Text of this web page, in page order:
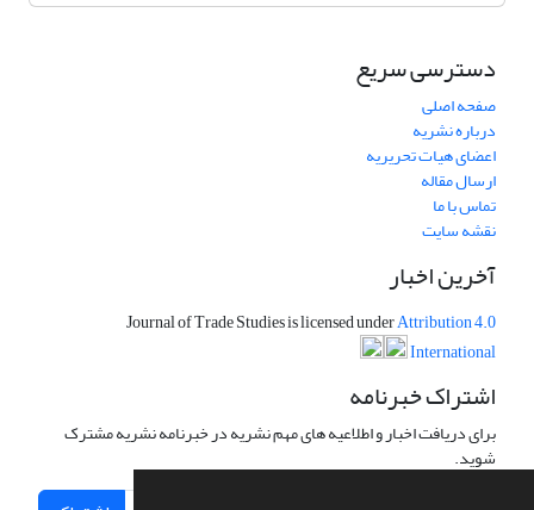
دسترسی سریع
صفحه اصلی
درباره نشریه
اعضای هیات تحریریه
ارسال مقاله
تماس با ما
نقشه سایت
آخرین اخبار
Journal of Trade Studies is licensed underAttribution 4.0
International
اشتراک خبرنامه
برای دریافت اخبار و اطلاعیه های مهم نشریه در خبرنامه نشریه مشترک
شوید.